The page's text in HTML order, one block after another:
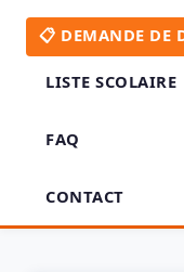
📋 DEMANDE DE
LISTE SCOLAIRE
FAQ
CONTACT